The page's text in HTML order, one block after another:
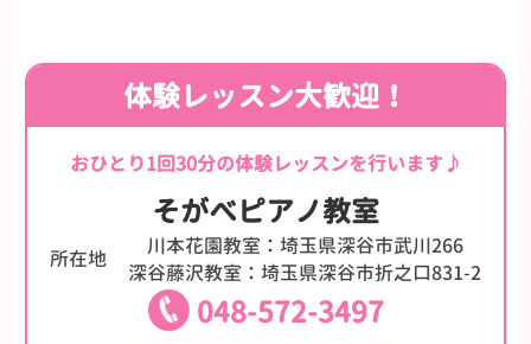
体験レッスン大歓迎！
おひとり1回30分の体験レッスンを行います♪
そがべピアノ教室
所在地
川本花園教室：埼玉県深谷市武川266
深谷藤沢教室：埼玉県深谷市折之口831-2
048-572-3497